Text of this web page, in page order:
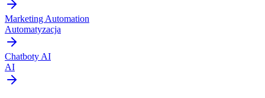
Marketing Automation
Automatyzacja
Chatboty AI
AI